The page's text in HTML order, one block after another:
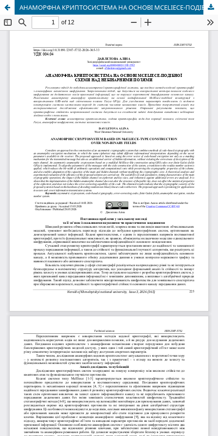
АНАМОРФНА КРИПТОСИСТЕМА НА ОСНОВІ MCELIECE-ПОДІБНОЇ СХЕМИ НАД НЕБІНАРНИМИ ПОЛЯМИ